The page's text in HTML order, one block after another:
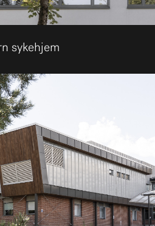
sykehjem